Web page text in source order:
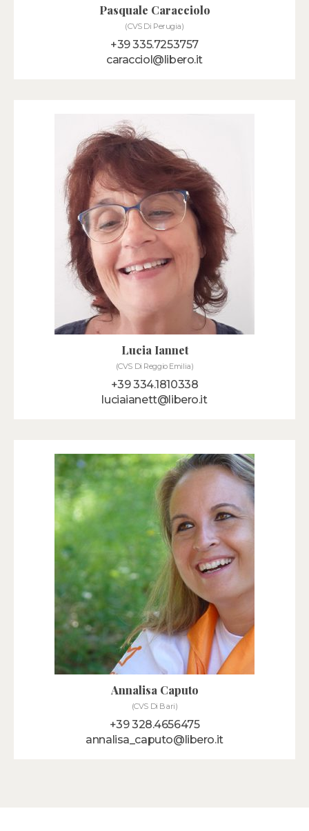
Pasquale Caracciolo
(CVS Di Perugia)
+39 335.7253757
caracciol@libero.it
Lucia Iannet
(CVS Di Reggio Emilia)
+39 334.1810338
luciaianett@libero.it
Annalisa Caputo
(CVS Di Bari)
+39 328.4656475
annalisa_caputo@libero.it